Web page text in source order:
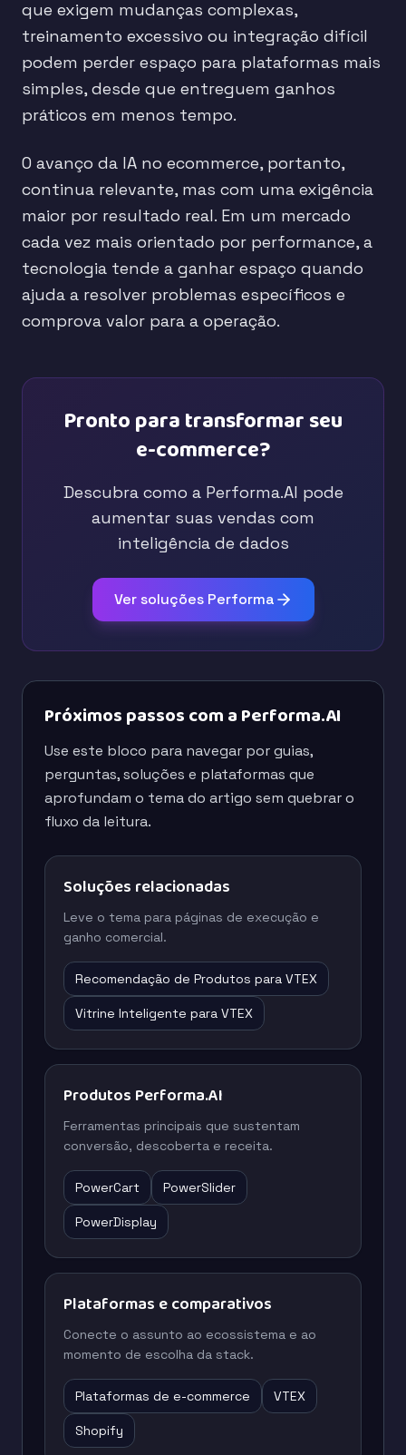
que exigem mudanças complexas,
treinamento excessivo ou integração difícil
podem perder espaço para plataformas mais
simples, desde que entreguem ganhos
práticos em menos tempo.
O avanço da IA no ecommerce, portanto,
continua relevante, mas com uma exigência
maior por resultado real. Em um mercado
cada vez mais orientado por performance, a
tecnologia tende a ganhar espaço quando
ajuda a resolver problemas específicos e
comprova valor para a operação.
Pronto para transformar seu
e-commerce?
Descubra como a Performa.AI pode
aumentar suas vendas com
inteligência de dados
Ver soluções Performa
Próximos passos com a Performa.AI
Use este bloco para navegar por guias,
perguntas, soluções e plataformas que
aprofundam o tema do artigo sem quebrar o
fluxo da leitura.
Soluções relacionadas
Leve o tema para páginas de execução e
ganho comercial.
Recomendação de Produtos para VTEX
Vitrine Inteligente para VTEX
Produtos Performa.AI
Ferramentas principais que sustentam
conversão, descoberta e receita.
PowerCart PowerSlider
PowerDisplay
Plataformas e comparativos
Conecte o assunto ao ecossistema e ao
momento de escolha da stack.
Plataformas de e-commerce VTEX
Shopify